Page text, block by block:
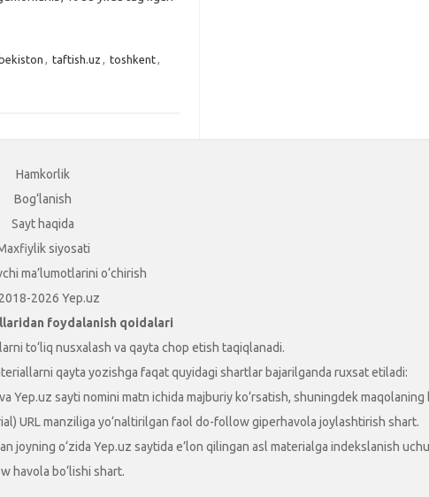
, taftish.uz , toshkent,
Hamkorlik
Bog‘lanish
Sayt haqida
siyosati
ma’lumotlarini o‘chirish
2026 Yep.uz
foydalanish qoidalari
to‘liq nusxalash va qayta chop etish taqiqlanadi.
qayta yozishga faqat quyidagi shartlar bajarilganda ruxsat etiladi:
sayti nomini matn ichida majburiy ko‘rsatish, shuningdek maqolaning
URL manziliga yo‘naltirilgan faol do-follow giperhavola joylashtirish shart.
o‘zida Yep.uz saytida e’lon qilingan asl materialga indekslanish
havola bo‘lishi shart.